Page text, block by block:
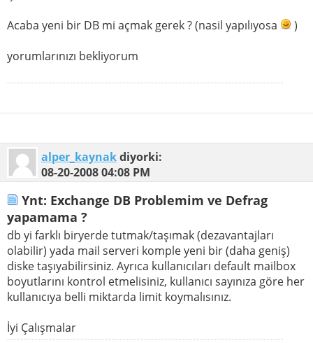
Acaba yeni bir DB mi açmak gerek ? (nasil yapılıyosa
)
yorumlarınızı bekliyorum
alper_kaynakdiyorki:
08-20-200804:08 PM
Ynt: Exchange DB Problemim ve Defrag
yapamama ?
db yi farklı biryerde tutmak/taşımak (dezavantajları
olabilir) yada mail serveri komple yeni bir (daha geniş)
diske taşıyabilirsiniz. Ayrıca kullanıcıları default mailbox
boyutlarını kontrol etmelisiniz, kullanıcı sayınıza göre her
kullanıcıya belli miktarda limit koymalısınız.
İyi Çalışmalar